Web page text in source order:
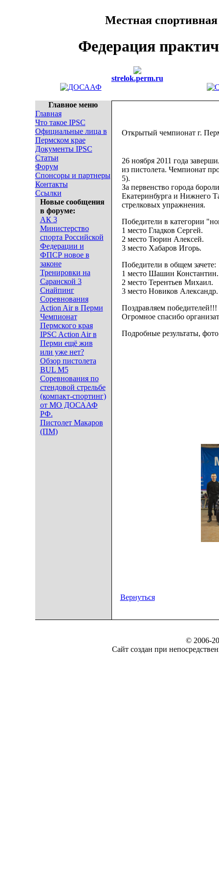
Местная
Федерация
strelok.perm.ru
Главное меню
Главная
Что такое IPSC
Официальные лица в
Пермском крае
Документы IPSC
Статьи
Форум
Спонсоры и партнеры
Контакты
Ссылки
Новые сообщения
в форуме:
АК 3
Министерство
спорта Российской
Федерации и
ФПСР новое в
законе
Тренировки на
Саранской 3
Снайпинг
Соревнования
Action Air в Перми
Чемпионат
Пермского края
IPSC Action Air в
Перми ещё жив
или уже нет?
Обзор пистолета
BUL M5
Соревнования по
стендовой стрельбе
(компакт-спортинг)
от МО ДОСААФ
РФ.
Пистолет Макаров
(ПМ)
Открытый чемпионат г.
26 ноября 2011 года
из пистолета. Чемпионат
5).
За первенство города
Екатеринбурга и Нижнего
стрелковых упражнения.
Победители в категории
1 место Гладков Сергей.
2 место Тюрин Алексей.
3 место Хабаров Игорь.
Победители в общем зачете:
1 место Шашин Константин.
2 место Терентьев Михаил.
3 место Новиков Александр.
Поздравляем победителей!!!
Огромное спасибо
Подробные результаты,
Вернуться
© 2006-
Сайт создан при